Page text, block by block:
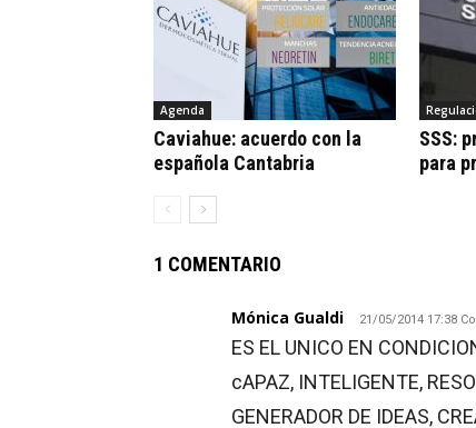
Agenda
Caviahue: acuerdo con la
española Cantabria
SSS:
para
1 COMENTARIO
Mónica Gualdi 21/05/2014 17:38
ES EL UNICO EN
cAPAZ, INTELIGENTE,
GENERADOR DE IDEAS,